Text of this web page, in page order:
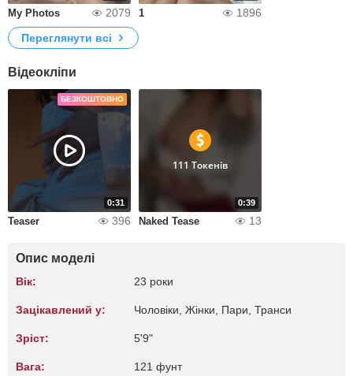
My Photos 2079 1
1896
Переглянути всі
Відеокліпи
БЕЗКОШТОВНО
0:31
Teaser 396
0:39
111 Токенів
Naked Tease 13
Опис моделі
Вік: 23 роки
Зацікавлений у: Чоловіки, Жiнки, Пари, Транси
Зріст: 5'9"
Вага: 121 фунт